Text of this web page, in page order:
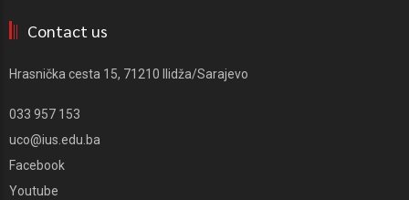
Contact us
Hrasnička cesta 15, 71210 Ilidža/Sarajevo
033 957 153
uco@ius.edu.ba
Facebook
Youtube